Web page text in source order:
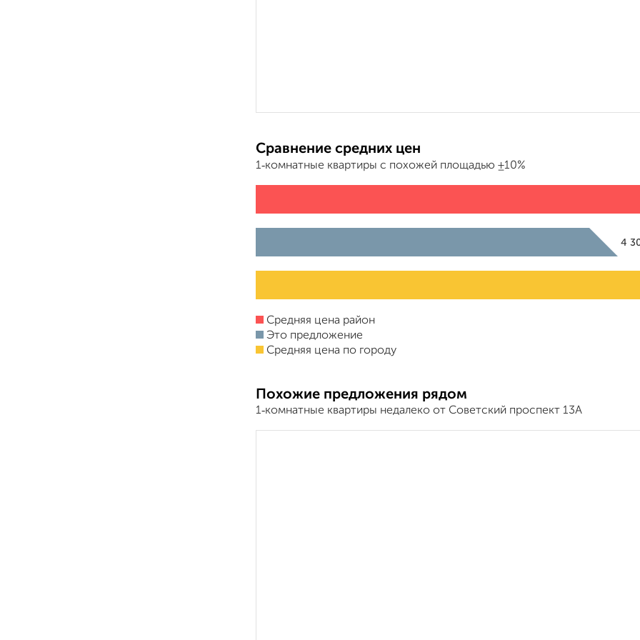
Сравнение средних цен
1‑комнатные квартиры с похожей площадью ±10%
4
Средняя цена район
Это предложение
Средняя цена по городу
Похожие предложения рядом
1‑комнатные квартиры недалеко от Советский проспект 13А